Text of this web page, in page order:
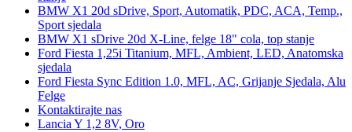
BMW X1 20d sDrive, Sport, Automatik, PDC, ACA, Temp.,
Sport sjedala
BMW X1 sDrive 20d X-Line, felge 18" cola, top stanje
Ford Fiesta 1,25i Titanium, MFL, Ambient, LED, Anatomska
sjedala
Ford Fiesta Sync Edition 1.0, MFL, AC, Grijanje Sjedala, Alu
Felge
Kontaktirajte nas
Lancia Y 1,2 8V, Oro